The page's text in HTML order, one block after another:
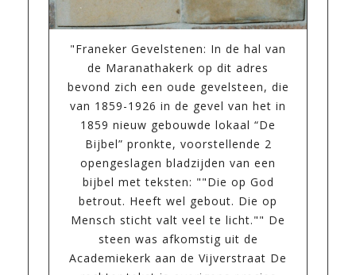
"Franeker Gevelstenen: In de hal van
de Maranathakerk op dit adres
bevond zich een oude gevelsteen, die
van 1859-1926 in de gevel van het in
1859 nieuw gebouwde lokaal “De
Bijbel” pronkte, voorstellende 2
opengeslagen bladzijden van een
bijbel met teksten: ""Die op God
betrout. Heeft wel gebout. Die op
Mensch sticht valt veel te licht."" De
steen was afkomstig uit de
Academiekerk aan de Vijverstraat De